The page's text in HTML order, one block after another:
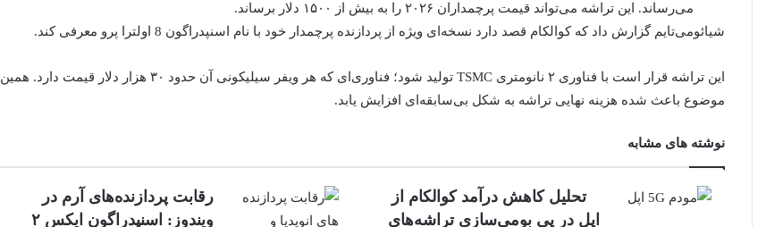
می‌رساند. این تراشه می‌تواند قیمت پرچمداران ۲۰۲۶ را به بیش از ۱۵۰۰ دلار برساند.
شیائومی‌تایم گزارش داد که کوالکام قصد دارد نسخه‌ای ویژه از پردازنده پرچمدار خود با نام اسنپدراگون 8 اولترا پرو معرفی کند.
این تراشه قرار است با فناوری ۲ نانومتری TSMC تولید شود؛ فناوری‌ای که هر ویفر سیلیکونی آن حدود ۳۰ هزار دلار قیمت دارد. همین
موضوع باعث شده هزینه نهایی تراشه به شکل بی‌سابقه‌ای افزایش یابد.
نوشته های مشابه
تحلیل کاهش درآمد کوالکام از
اپل در پی بومی‌سازی تراشه‌های
رقابت پردازنده‌های آرم در
ویندوز: اسنپدراگون ایکس ۲